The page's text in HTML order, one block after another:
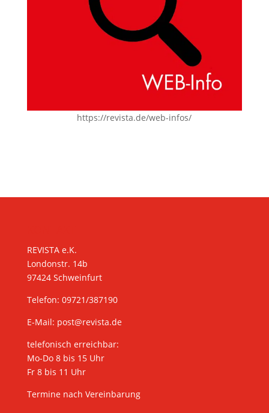
https://revista.de/web-infos/
REVISTA e.K.
Londonstr. 14b
97424 Schweinfurt
Telefon: 09721/387190
E-Mail: post@revista.de
telefonisch erreichbar:
Mo-Do 8 bis 15 Uhr
Fr 8 bis 11 Uhr
Termine nach Vereinbarung